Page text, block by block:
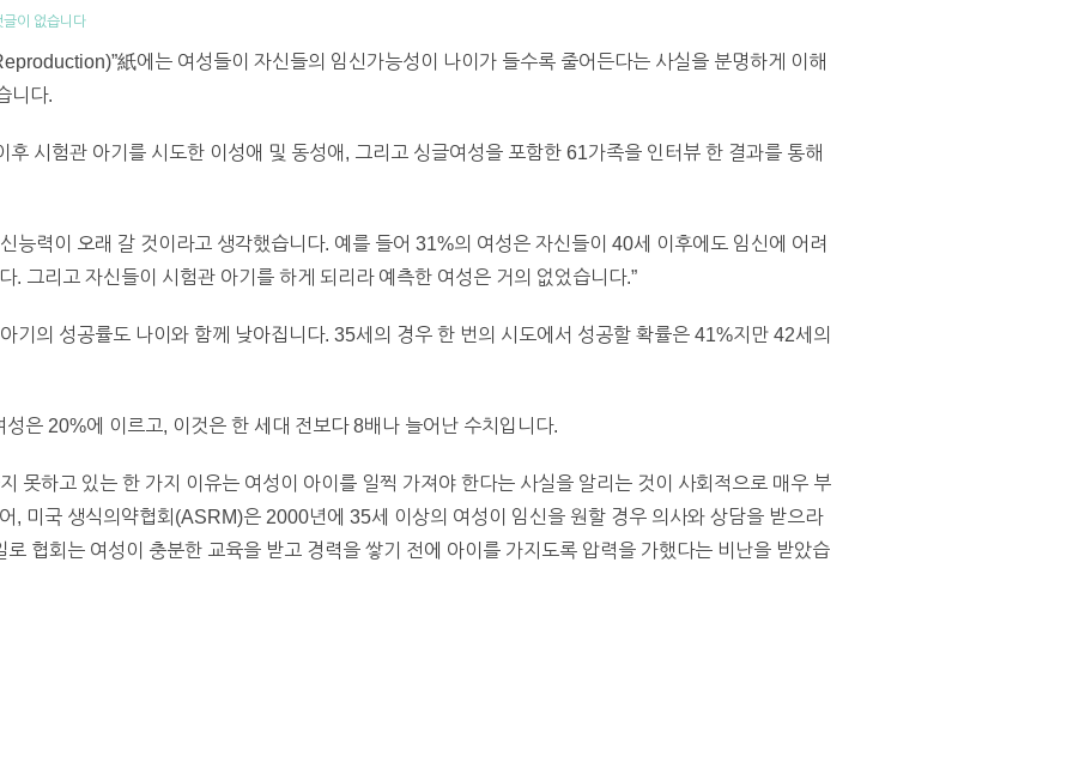
글이 없습니다
紙에는 여성들이 자신들의 임신가능성이 나이가 들수록 줄어든다는 사실을 분명하게 이해
니다.
시험관 아기를 시도한 이성애 및 동성애, 그리고 싱글여성을 포함한 61가족을 인터뷰 한 결과를 통해
능력이 오래 갈 것이라고 생각했습니다. 예를 들어 31%의 여성은 자신들이 40세 이후에도 임신에 어려
. 그리고 자신들이 시험관 아기를 하게 되리라 예측한 여성은 거의 없었습니다.”
기의 성공률도 나이와 함께 낮아집니다. 35세의 경우 한 번의 시도에서 성공할 확률은 41%지만 42세의
은 20%에 이르고, 이것은 한 세대 전보다 8배나 늘어난 수치입니다.
못하고 있는 한 가지 이유는 여성이 아이를 일찍 가져야 한다는 사실을 알리는 것이 사회적으로 매우 부
, 미국 생식의약협회(ASRM)은 2000년에 35세 이상의 여성이 임신을 원할 경우 의사와 상담을 받으라
협회는 여성이 충분한 교육을 받고 경력을 쌓기 전에 아이를 가지도록 압력을 가했다는 비난을 받았습